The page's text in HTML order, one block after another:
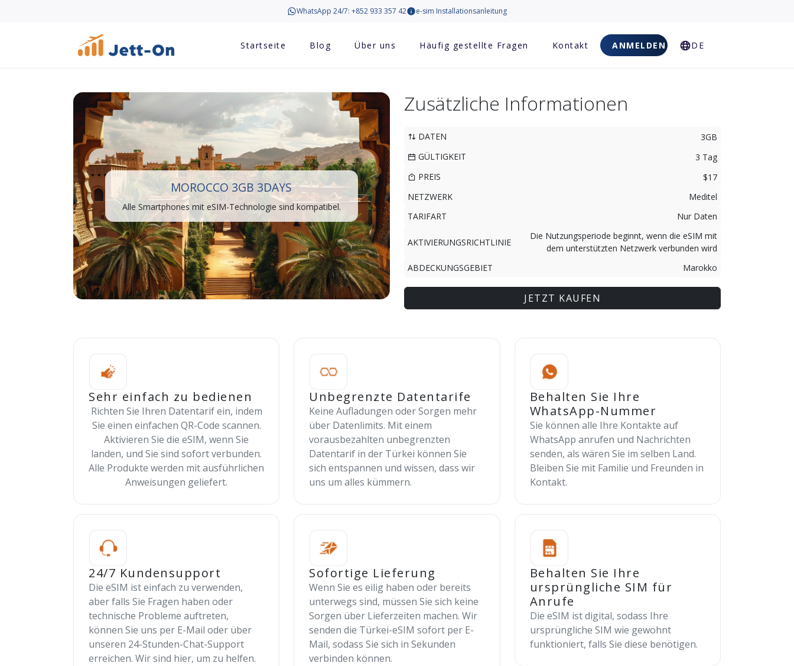
WhatsApp 24/7: +852 933 357 42 e-sim Installationsanleitung
Startseite Blog Über uns Häufig gestellte Fragen Kontakt ANMELDEN DE
MOROCCO 3GB 3DAYS
Alle Smartphones mit eSIM-Technologie sind kompatibel.
Zusätzliche Informationen
DATEN
3GB
GÜLTIGKEIT
3 Tag
PREIS
$17
NETZWERK
Meditel
TARIFART
Nur Daten
AKTIVIERUNGSRICHTLINIE
Die Nutzungsperiode beginnt, wenn die eSIM mit
dem unterstützten Netzwerk verbunden wird
ABDECKUNGSGEBIET
Marokko
JETZT KAUFEN
Sehr einfach zu bedienen
Richten Sie Ihren Datentarif ein, indem
Sie einen einfachen QR-Code scannen.
Aktivieren Sie die eSIM, wenn Sie
landen, und Sie sind sofort verbunden.
Alle Produkte werden mit ausführlichen
Anweisungen geliefert.
Unbegrenzte Datentarife
Keine Aufladungen oder Sorgen mehr
über Datenlimits. Mit einem
vorausbezahlten unbegrenzten
Datentarif in der Türkei können Sie
sich entspannen und wissen, dass wir
uns um alles kümmern.
Behalten Sie Ihre
WhatsApp-Nummer
Sie können alle Ihre Kontakte auf
WhatsApp anrufen und Nachrichten
senden, als wären Sie im selben Land.
Bleiben Sie mit Familie und Freunden in
Kontakt.
24/7 Kundensupport
Die eSIM ist einfach zu verwenden,
aber falls Sie Fragen haben oder
technische Probleme auftreten,
können Sie uns per E-Mail oder über
unseren 24-Stunden-Chat-Support
erreichen. Wir sind hier, um zu helfen.
Sofortige Lieferung
Wenn Sie es eilig haben oder bereits
unterwegs sind, müssen Sie sich keine
Sorgen über Lieferzeiten machen. Wir
senden die Türkei-eSIM sofort per E-
Mail, sodass Sie sich in Sekunden
verbinden können.
Behalten Sie Ihre
ursprüngliche SIM für
Anrufe
Die eSIM ist digital, sodass Ihre
ursprüngliche SIM wie gewohnt
funktioniert, falls Sie diese benötigen.